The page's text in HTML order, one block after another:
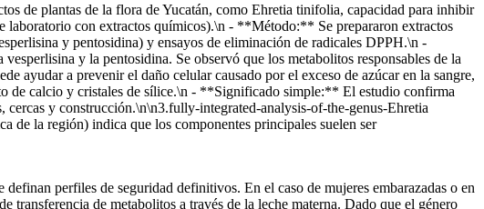
de plantas de la flora de Yucatán, como Ehretia tinifolia, capacidad para inhibir
con extractos químicos).\n - **Método:** Se prepararon extractos
y pentosidina) y ensayos de eliminación de radicales DPPH.\n -
y la pentosidina. Se observó que los metabolitos responsables de la
a prevenir el daño celular causado por el exceso de azúcar en la sangre,
de calcio y cristales de sílice.\n - **Significado simple:** El estudio confirma
cercas y construcción.\n\n3.fully-integrated-analysis-of-the-genus-Ehretia
de la región) indica que los componentes principales suelen ser
perfiles de seguridad definitivos. En el caso de mujeres embarazadas o en
transferencia de metabolitos a través de la leche materna. Dado que el género